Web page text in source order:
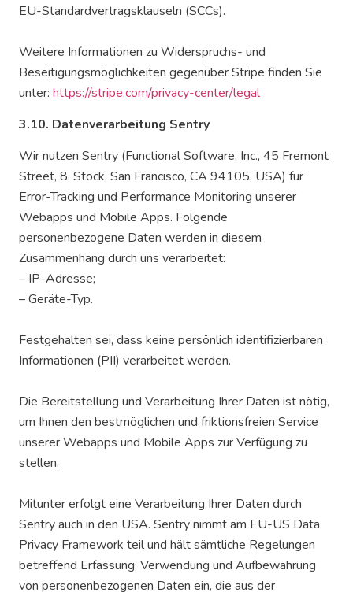
EU-Standardvertragsklauseln (SCCs).
Weitere Informationen zu Widerspruchs- und
Beseitigungsmöglichkeiten gegenüber Stripe finden Sie
unter: https://stripe.com/privacy-center/legal
3.10. Datenverarbeitung Sentry
Wir nutzen Sentry (Functional Software, Inc., 45 Fremont
Street, 8. Stock, San Francisco, CA 94105, USA) für
Error-Tracking und Performance Monitoring unserer
Webapps und Mobile Apps. Folgende
personenbezogene Daten werden in diesem
Zusammenhang durch uns verarbeitet:
– IP-Adresse;
– Geräte-Typ.
Festgehalten sei, dass keine persönlich identifizierbaren
Informationen (PII) verarbeitet werden.
Die Bereitstellung und Verarbeitung Ihrer Daten ist nötig,
um Ihnen den bestmöglichen und friktionsfreien Service
unserer Webapps und Mobile Apps zur Verfügung zu
stellen.
Mitunter erfolgt eine Verarbeitung Ihrer Daten durch
Sentry auch in den USA. Sentry nimmt am EU-US Data
Privacy Framework teil und hält sämtliche Regelungen
betreffend Erfassung, Verwendung und Aufbewahrung
von personenbezogenen Daten ein, die aus der